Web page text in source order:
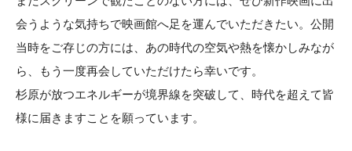
会うような気持ちで映画館へ足を運んでいただきたい。公開
当時をご存じの方には、あの時代の空気や熱を懐かしみなが
ら、もう一度再会していただけたら幸いです。
杉原が放つエネルギーが境界線を突破して、時代を超えて皆
様に届きますことを願っています。